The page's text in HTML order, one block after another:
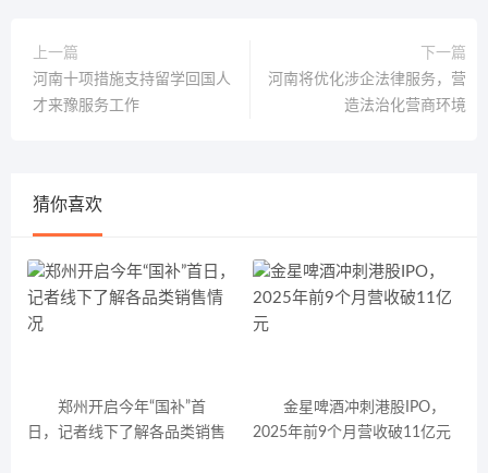
上一篇
河南十项措施支持留学回国人
才来豫服务工作
下一篇
河南将优化涉企法律服务，营
造法治化营商环境
猜你喜欢
郑州开启今年“国补”首
日，记者线下了解各品类销售
金星啤酒冲刺港股IPO，
2025年前9个月营收破11亿元